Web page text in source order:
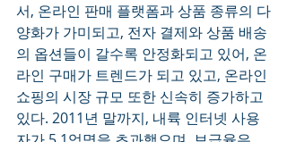
서, 온라인 판매 플랫폼과 상품 종류의 다
양화가 가미되고, 전자 결제와 상품 배송
의 옵션들이 갈수록 안정화되고 있어, 온
라인 구매가 트렌드가 되고 있고, 온라인
쇼핑의 시장 규모 또한 신속히 증가하고
있다. 2011년 말까지, 내륙 인터넷 사용